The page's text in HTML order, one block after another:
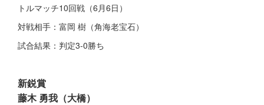
トルマッチ10回戦（6月6日）
対戦相手：富岡 樹（角海老宝石）
試合結果：判定3-0勝ち
新鋭賞
藤木 勇我（大橋）